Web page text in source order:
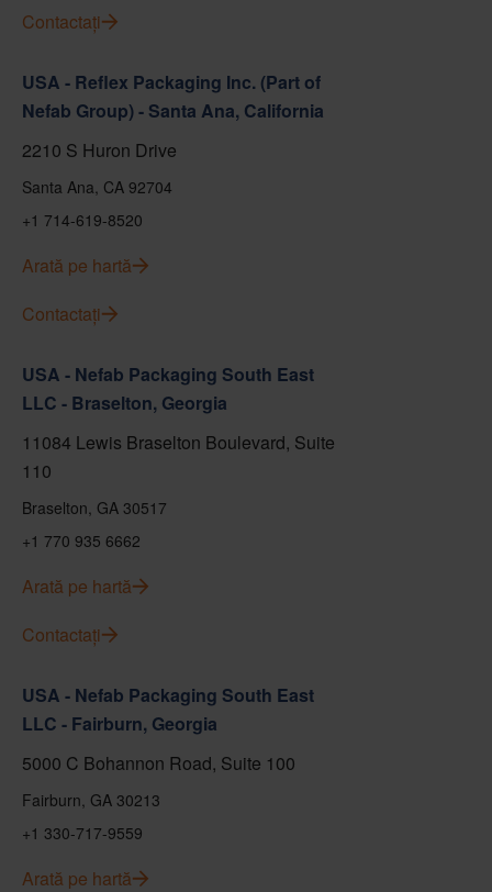
Contactați
USA - Reflex Packaging Inc. (Part of
Nefab Group) - Santa Ana, California
2210 S Huron Drive
Santa Ana, CA 92704
+1 714-619-8520
Arată pe hartă
Contactați
USA - Nefab Packaging South East
LLC - Braselton, Georgia
11084 Lewis Braselton Boulevard, Suite
110
Braselton, GA 30517
+1 770 935 6662
Arată pe hartă
Contactați
USA - Nefab Packaging South East
LLC - Fairburn, Georgia
5000 C Bohannon Road, Suite 100
Fairburn, GA 30213
+1 330-717-9559
Arată pe hartă